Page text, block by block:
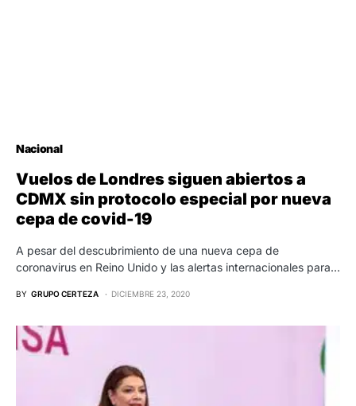
Nacional
Vuelos de Londres siguen abiertos a
CDMX sin protocolo especial por nueva
cepa de covid-19
A pesar del descubrimiento de una nueva cepa de
coronavirus en Reino Unido y las alertas internacionales para…
BY GRUPO CERTEZA DICIEMBRE 23, 2020